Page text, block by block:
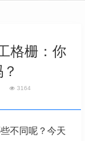
格栅：你
3164
不同呢？今天